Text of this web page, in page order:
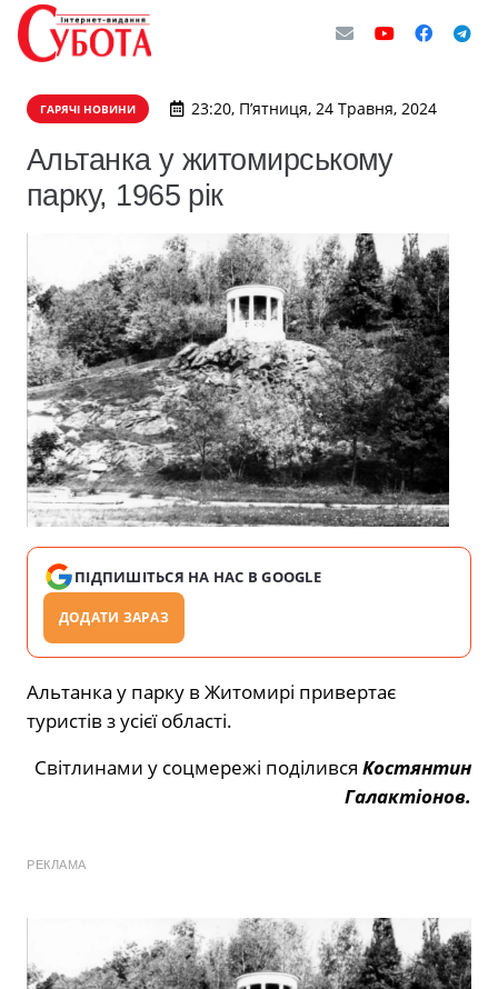
ГАРЯЧІ НОВИНИ 23:20, П’ятниця, 24 Травня, 2024
Альтанка у житомирському
парку, 1965 рік
ПІДПИШІТЬСЯ НА НАС В GOOGLE
ДОДАТИ ЗАРАЗ
Альтанка у парку в Житомирі привертає
туристів з усієї області.
Світлинами у соцмережі поділився Костянтин
Галактіонов.
РЕКЛАМА